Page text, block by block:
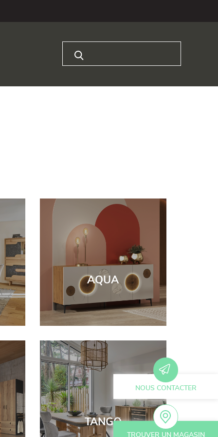
NOUS CONTACTER
TROUVER UN MAGASIN
AQUA
TANGO